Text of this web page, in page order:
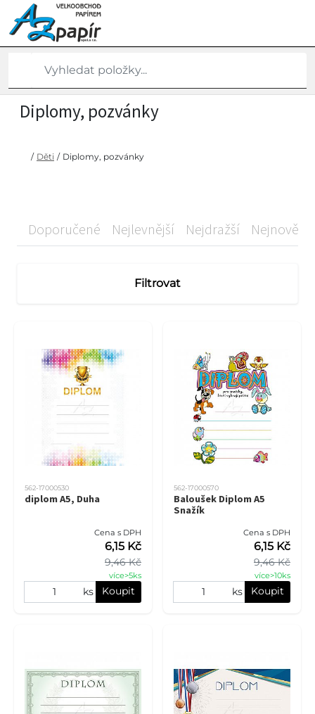
Diplomy, pozvánky
/ Děti / Diplomy, pozvánky
Doporučené Nejlevnější Nejdražší Nejnovější
Filtrovat
562-17000530
diplom A5, Duha
Cena s DPH
9,46 Kč
6,15 Kč
více>5ks
ks Koupit
562-17000570
Baloušek Diplom A5
Snažík
Cena s DPH
9,46 Kč
6,15 Kč
více>10ks
ks Koupit